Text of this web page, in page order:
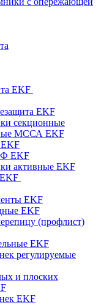
EKF
EKF
секционные
МССА EKF
EKF
активные EKF
EKF
EKF
(профлист)
EKF
регулируемые
и плоских
EKF